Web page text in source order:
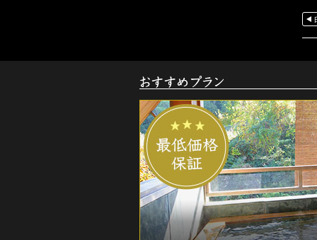
お
す
め
ご
宿
泊
プ
ラ
ン